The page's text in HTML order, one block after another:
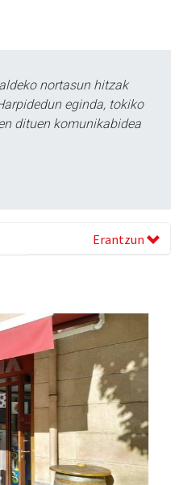
nortasun hitzak
eginda, tokiko
dituen komunikabidea
Erantzun